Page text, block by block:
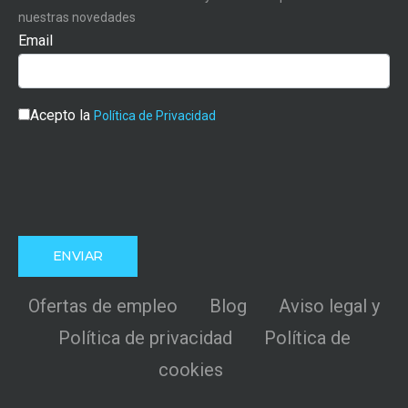
nuestras novedades
Email
Acepto la Política de Privacidad
Ofertas de empleo Blog
Aviso legal y
Política de privacidad
Política de
cookies